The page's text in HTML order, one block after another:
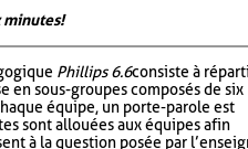
minutes!
Phillips 6.6consiste à
en sous-groupes composés de six
équipe, un porte-parole est
sont allouées aux équipes afin
à la question posée par